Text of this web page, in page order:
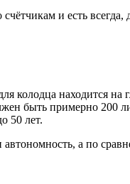
и есть
колодца находится
быть примерно 200
50 лет.
а по